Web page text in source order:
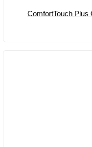
ComfortTouch Plus